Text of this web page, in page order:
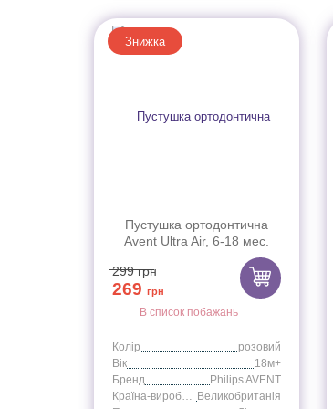
Знижка
Пустушка ортодонтична
Avent Ultra Air, 6-18 мес.
рожева/персикова 2 шт.
299грн
269 грн
В список побажань
Колір
розовий
Вік
18м+
Бренд
Philips AVENT
Великобританія